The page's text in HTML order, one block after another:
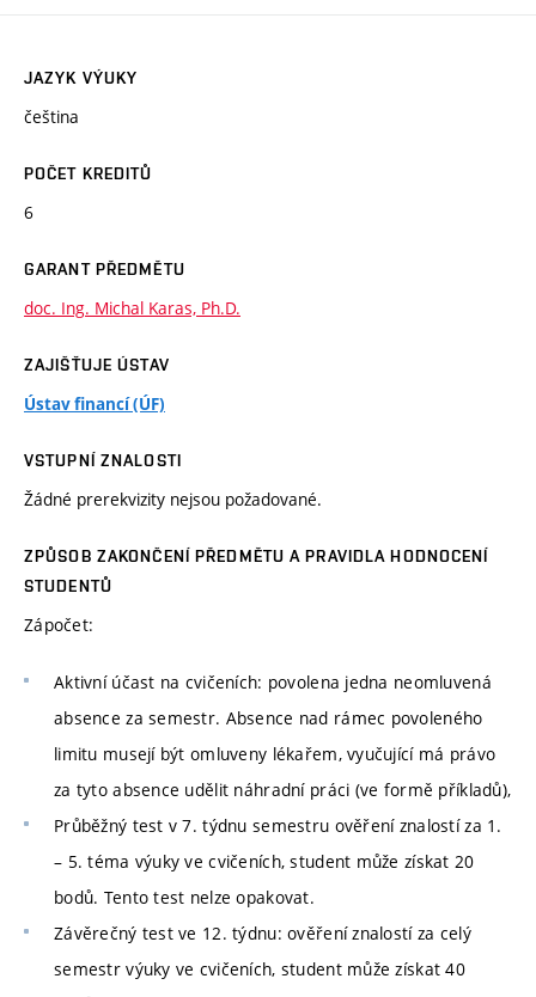
JAZYK VÝUKY
čeština
POČET KREDITŮ
6
GARANT PŘEDMĚTU
doc. Ing. Michal Karas, Ph.D.
ZAJIŠŤUJE ÚSTAV
Ústav financí (ÚF)
VSTUPNÍ ZNALOSTI
Žádné prerekvizity nejsou požadované.
ZPŮSOB ZAKONČENÍ PŘEDMĚTU A PRAVIDLA HODNOCENÍ
STUDENTŮ
Zápočet:
Aktivní účast na cvičeních: povolena jedna neomluvená
absence za semestr. Absence nad rámec povoleného
limitu musejí být omluveny lékařem, vyučující má právo
za tyto absence udělit náhradní práci (ve formě příkladů),
Průběžný test v 7. týdnu semestru ověření znalostí za 1.
– 5. téma výuky ve cvičeních, student může získat 20
bodů. Tento test nelze opakovat.
Závěrečný test ve 12. týdnu: ověření znalostí za celý
semestr výuky ve cvičeních, student může získat 40